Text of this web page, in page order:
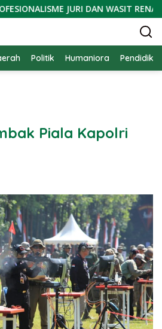
JURI DAN WASIT RENANG
Politik Humaniora
Piala Kapolri